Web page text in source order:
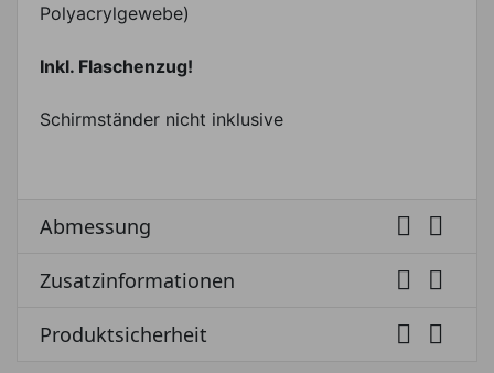
Polyacrylgewebe)
Inkl. Flaschenzug!
Schirmständer nicht inklusive
Abmessung  
Zusatzinformationen  
Produktsicherheit  